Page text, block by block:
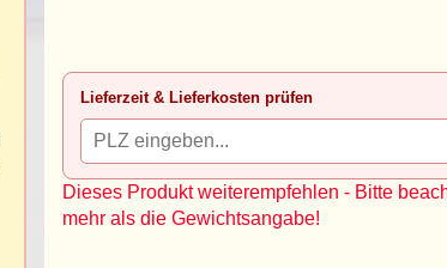
Lieferzeit & Lieferkosten prüfen
Dieses Produkt weiterempfehlen - Bitte
mehr als die Gewichtsangabe!